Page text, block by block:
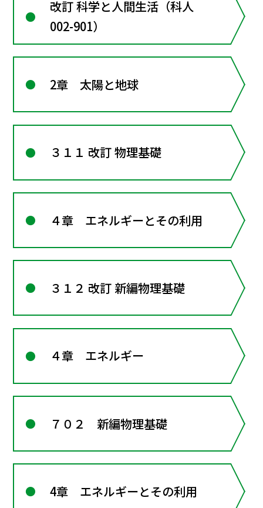
改訂 科学と人間生活（科人
002-901）
2章 太陽と地球
３１１ 改訂 物理基礎
４章 エネルギーとその利用
３１２ 改訂 新編物理基礎
４章 エネルギー
７０２ 新編物理基礎
4章 エネルギーとその利用